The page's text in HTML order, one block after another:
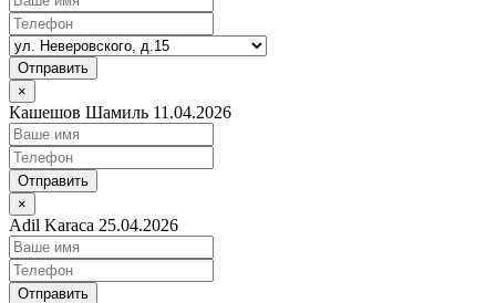
Отправить
×
Кашешов Шамиль 11.04.2026
Отправить
×
Adil Karaca 25.04.2026
Отправить